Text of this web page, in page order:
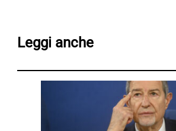
Leggi anche